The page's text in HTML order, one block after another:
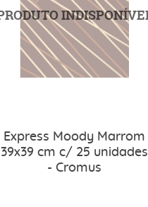
Express Moody Marrom
39x39 cm c/ 25 unidades
- Cromus